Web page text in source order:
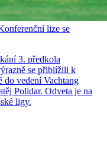
lize se
3. předkola
se přiblížili k
do vedení Vachtang
Polidar. Odveta je na
ligy.